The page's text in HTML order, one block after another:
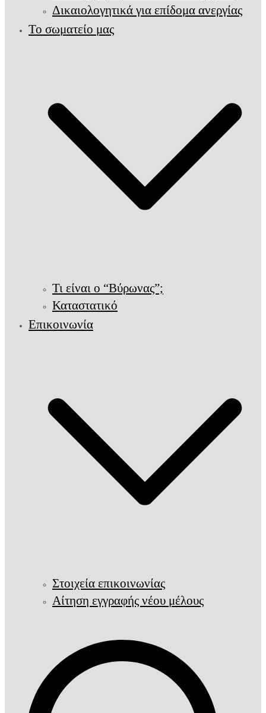
Δικαιολογητικά για επίδομα ανεργίας
Το σωματείο μας
Τι είναι ο “Βύρωνας”;
Καταστατικό
Επικοινωνία
Στοιχεία επικοινωνίας
Αίτηση εγγραφής νέου μέλους